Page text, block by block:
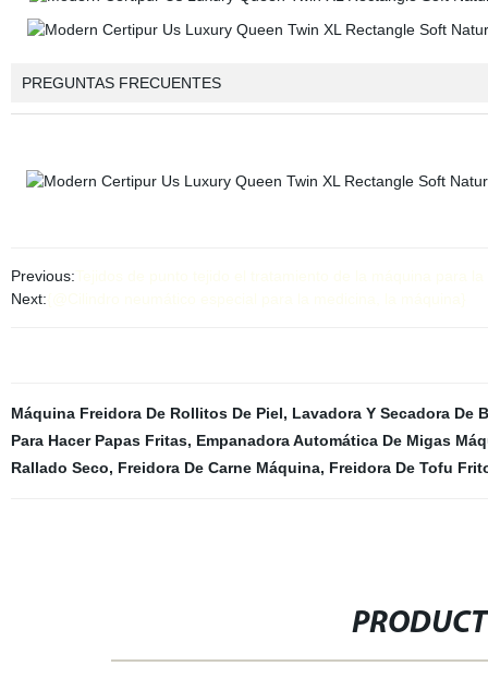
PREGUNTAS FRECUENTES
Previous:
Next:
Máquina Freidora De Rollitos De Piel, Lavadora Y Secadora De
Para Hacer Papas Fritas, Empanadora Automática De Migas
Rallado Seco, Freidora De Carne Máquina, Freidora De Tofu